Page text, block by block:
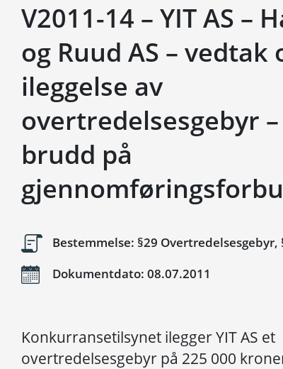
V2011-14 – YIT AS –
og Ruud AS – vedtak
ileggelse av
overtredelsesgebyr –
brudd på
Bestemmelse: §29
Dokumentdato: 08.07.2011
Konkurransetilsynet ilegger YIT AS et
overtredelsesgebyr på 225 000